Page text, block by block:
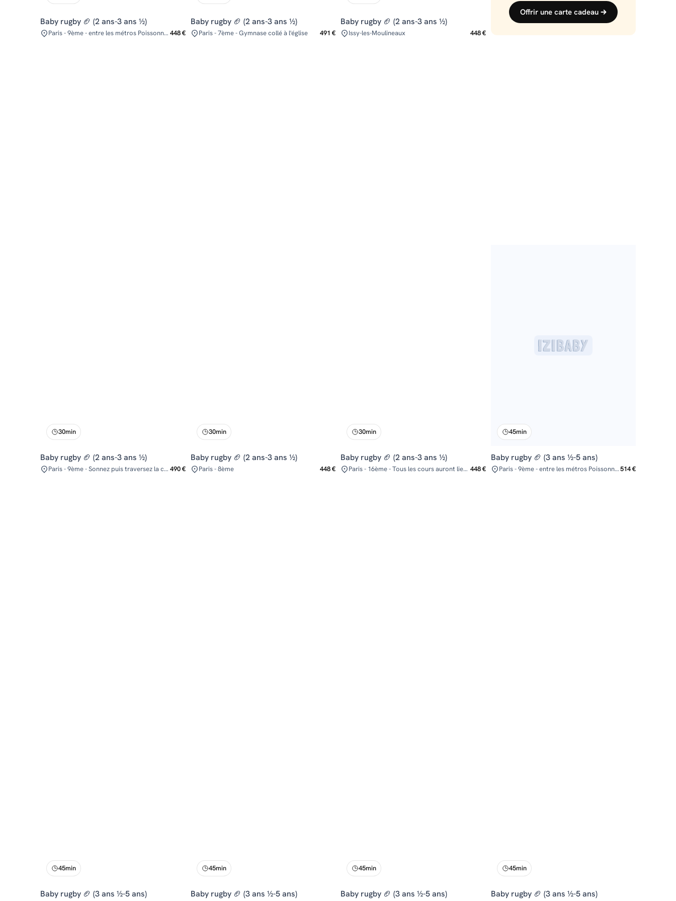
Baby rugby 🏈 (2 ans-3 ans ½)
Paris - 9ème - entre les métros Poissonnière, Cadet, Gare du Nord, Notre Dame de Lorette ou Anvers 448 €
Baby rugby 🏈 (2 ans-3 ans ½)
Paris - 7ème - Gymnase collé à l'église 491 €
Baby rugby 🏈 (2 ans-3 ans ½)
Issy-les-Moulineaux 448 €
Offrir une carte cadeau
30min
Baby rugby 🏈 (2 ans-3 ans ½)
Paris - 9ème - Sonnez puis traversez la courette 490 €
30min
Baby rugby 🏈 (2 ans-3 ans ½)
Paris - 8ème 448 €
30min
Baby rugby 🏈 (2 ans-3 ans ½)
Paris - 16ème - Tous les cours auront lieu au dans la Salle Multisports - 2ème étage (passez la grille et contournez le bâtiment blanc par la gauche, au bout du chemin qui part a droite à angle droit vous trouverez l'entrée du gymnase). Sauf le cours de samedi matin à 11h15 qui aura lieu dans le dojo, au 1er étage. 448 €
45min
Baby rugby 🏈 (3 ans ½-5 ans)
Paris - 9ème - entre les métros Poissonnière, Cadet, Gare du Nord, Notre Dame de Lorette ou Anvers514 €
45min
Baby rugby 🏈 (3 ans ½-5 ans)
45min
Baby rugby 🏈 (3 ans ½-5 ans)
45min
Baby rugby 🏈 (3 ans ½-5 ans)
45min
Baby rugby 🏈 (3 ans ½-5 ans)